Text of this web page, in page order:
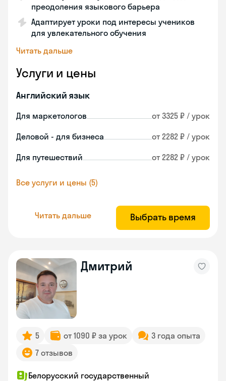
преодоления языкового барьера
Адаптирует уроки под интересы учеников
для увлекательного обучения
Читать дальше
Услуги и цены
Английский язык
Для маркетологов от 3325 ₽ / урок
Деловой - для бизнеса от 2282 ₽ / урок
Для путешествий от 2282 ₽ / урок
Все услуги и цены (5)
Читать дальше Выбрать время
Дмитрий
5 от 1090 ₽ за урок
3 года опыта
7 отзывов
Белорусский государственный